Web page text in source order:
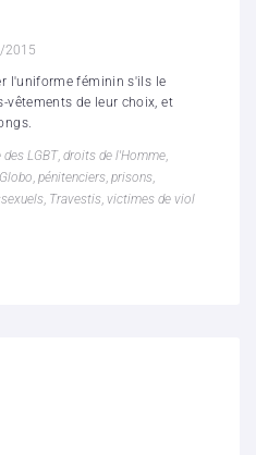
2015
l'uniforme féminin s'ils le
vêtements de leur choix, et
des LGBT, droits de l'Homme,
, pénitenciers, prisons,
, Travestis, victimes de viol